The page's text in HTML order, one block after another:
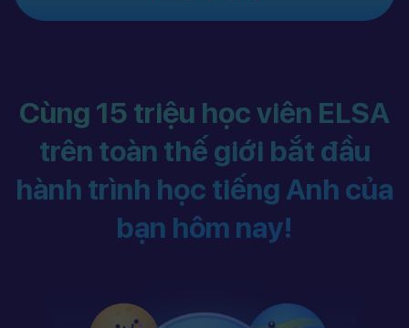
Cùng 15 triệu học viên ELSA
trên toàn thế giới bắt đầu
hành trình học tiếng Anh của
bạn hôm nay!